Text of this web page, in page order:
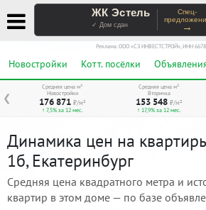
ЖК Эстель
✓ Дом сдан
Спец-
→
Реклама. ООО «СЗ ИНВЕСТСТРОЙ», ИНН
Новостройки Котт. посёлки
❮
Средняя цена м²
Новостройки
176 871 ₽/м²
↑ 7,5% за 12 мес.
Средняя цена м²
Вторичка
153 548 ₽/м²
↑ 17,9% за 12 мес.
Динамика цен на
1б, Екатеринбург
Средняя цена квадратного метра и
квартир в этом доме — по базе